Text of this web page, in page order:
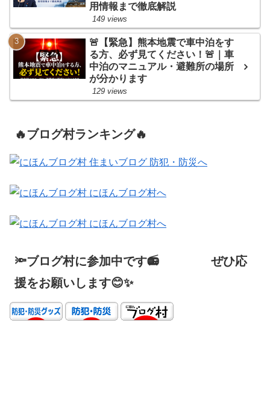
用情報まで徹底解説
149 views
🚨【緊急】熊本地震で車中泊をす
る方、必ず見てください！🚨｜車
中泊のマニュアル・避難所の場所
が分かります
129 views
🔥ブログ村ランキング🔥
🔦ブログ村に参加中です📻 ぜひ応
援をお願いします😊✨